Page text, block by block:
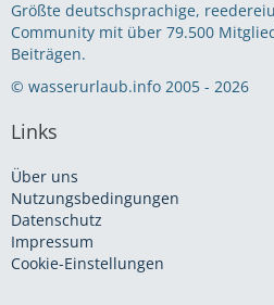
Größte deutschsprachige,
Community mit über 79.500
Beiträgen.
© wasserurlaub.info 2005 - 2026
Links
Über uns
Nutzungsbedingungen
Datenschutz
Impressum
Cookie-Einstellungen